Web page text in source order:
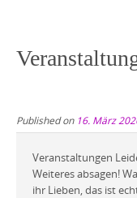
Published on 16. März
Veranstaltungen
Weiteres absagen!
ihr Lieben, das ist